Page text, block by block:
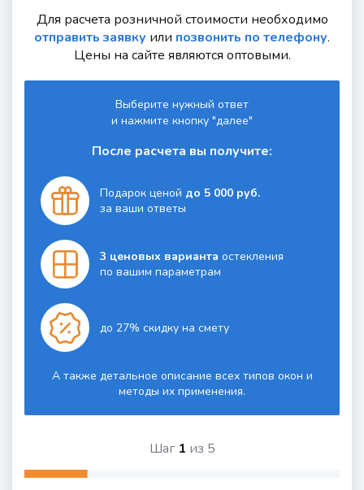
Для расчета розничной стоимости необходимо
отправить заявку или позвонить по телефону.
Цены на сайте являются оптовыми.
Выберите нужный ответ
и нажмите кнопку "далее"
После расчета вы получите:
Подарок ценой до 5 000 руб.
за ваши ответы
3 ценовых вариантаостекления
по вашим параметрам
до 27% скидку на смету
А также детальное описание всех типов окон и
методы их применения.
Шаг 1 из 5